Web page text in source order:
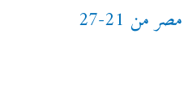
مرصد العدالة في مصر من 21-27